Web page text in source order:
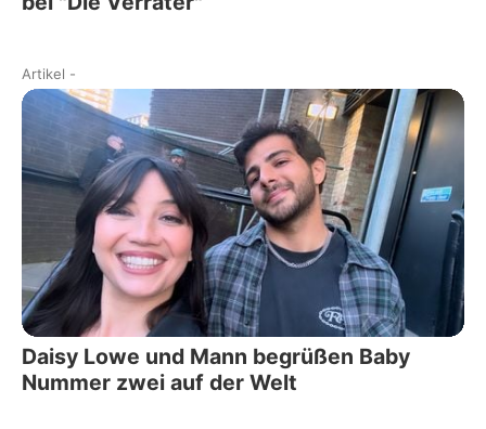
Artikel -
Daisy Lowe und Mann begrüßen Baby
Nummer zwei auf der Welt